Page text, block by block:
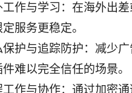
工作与学习：在海外出
服务更稳定。
保护与追踪防护：减少
难以完全信任的场景。
工作与协作：通过加密